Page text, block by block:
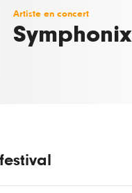
Artiste en concert
Symphonix